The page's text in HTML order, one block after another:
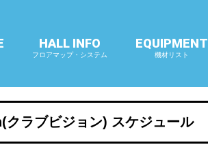
HALL INFO
フロアマップ・システム
EQUIPMENT
機材リスト
ラブビジョン) スケジュール